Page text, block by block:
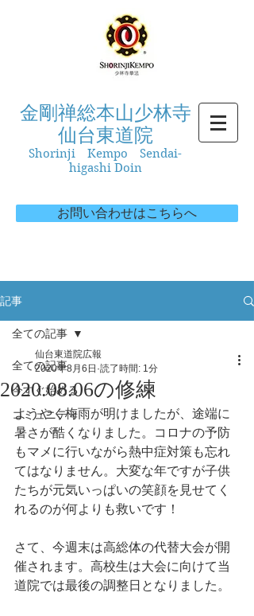
金剛禅総本山少林寺
仙台東道院
Shorinji Kempo Sendai-
higashi Doin
お問い合わせはこちらへ
記事
全ての記事
今すぐ始める
コミュニティ
全ての記事
2020.08.06の修練
仙台東道院広報
2020年8月6日 読了時間: 1分
ようやく梅雨が明けましたが、途端に
暑さが酷くなりました。コロナの予防
もマメに行いながら熱中症対策も忘れ
てはなりません。大変な年ですが子供
たちが元気いっぱいの笑顔を見せてく
れるのが何よりも救いです！
さて、今週末は高総体の代替大会が開
催されます。高校生は大会に向けて当
道院では最後の調整日となりました。